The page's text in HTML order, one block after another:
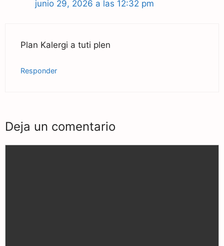
junio 29, 2026 a las 12:32 pm
Plan Kalergi a tuti plen
Responder
Deja un comentario